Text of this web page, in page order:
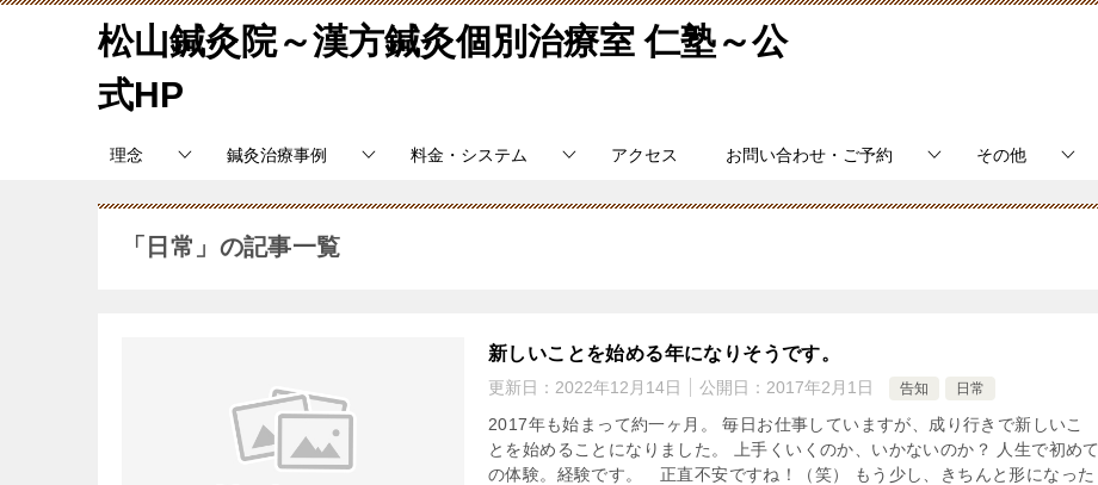
松山鍼灸院～漢方鍼灸個別治療室 仁塾～公
式HP
理念 鍼灸治療事例 料金・システム アクセス お問い合わせ・ご予約 その他
「日常」の記事一覧
新しいことを始める年になりそうです。
更新日： 2022年12月14日 公開日： 2017年2月1日 告知 日常
2017年も始まって約一ヶ月。 毎日お仕事していますが、成り行きで新しいこ
とを始めることになりました。 上手くいくのか、いかないのか？ 人生で初めて
の体験。経験です。 正直不安ですね！（笑） もう少し、きちんと形になった